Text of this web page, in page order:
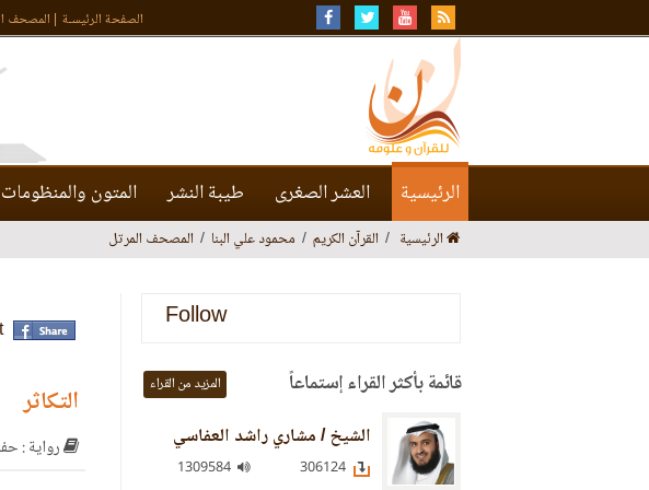
الصفحة الرئيسـة المصحف
الرئيسية العشر الصغرى طيبة النشر المتون والمنظومات
الرئيسية القرآن الكريم محمود علي البنا المصحف المرتل
التكاثر
رواية :
Follow
قائمة بأكثر القراء إستماعاً المزيد من القراء
الشيخ / مشاري راشد العفاسي